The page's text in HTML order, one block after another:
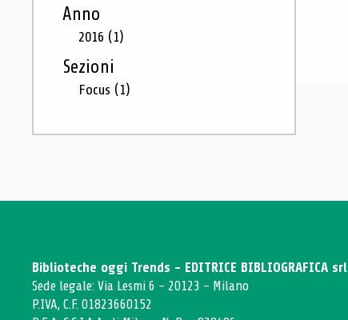
Anno
2016 (1)
Sezioni
Focus (1)
Biblioteche oggi Trends - EDITRICE BIBLIOGRAFICA srl
Sede legale: Via Lesmi 6 - 20123 - Milano
P.IVA, C.F. 01823660152